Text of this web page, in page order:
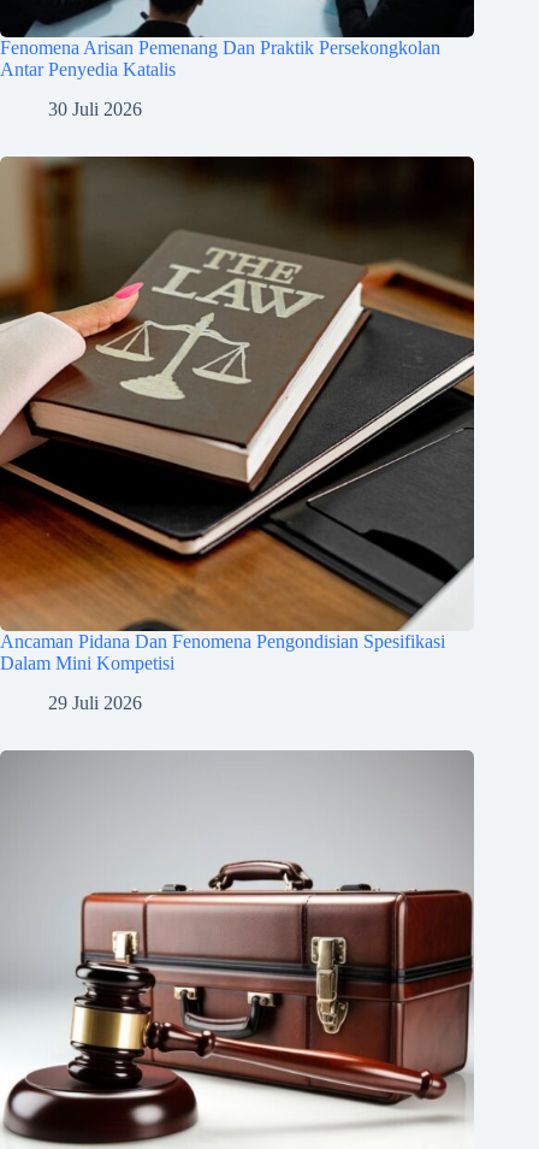
Fenomena Arisan Pemenang Dan Praktik Persekongkolan
Antar Penyedia Katalis
30 Juli 2026
Ancaman Pidana Dan Fenomena Pengondisian Spesifikasi
Dalam Mini Kompetisi
29 Juli 2026